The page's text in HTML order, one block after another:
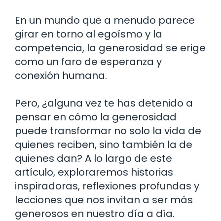
En un mundo que a menudo parece
girar en torno al egoísmo y la
competencia, la generosidad se erige
como un faro de esperanza y
conexión humana.
Pero, ¿alguna vez te has detenido a
pensar en cómo la generosidad
puede transformar no solo la vida de
quienes reciben, sino también la de
quienes dan? A lo largo de este
artículo, exploraremos historias
inspiradoras, reflexiones profundas y
lecciones que nos invitan a ser más
generosos en nuestro día a día.